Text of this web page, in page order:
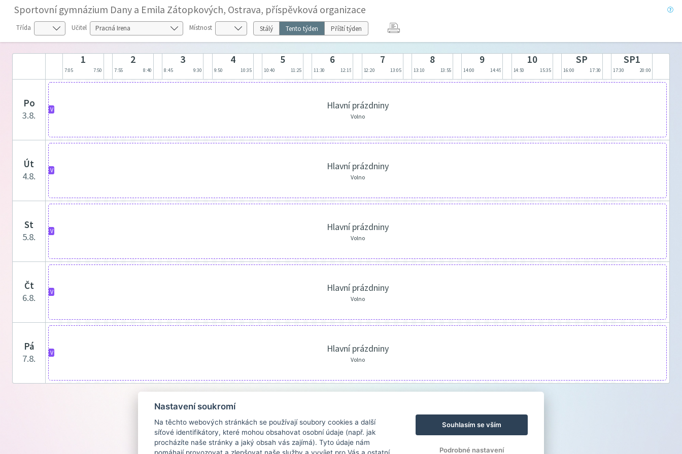
Sportovní gymnázium Dany a Emila Zátopkových, Ostrava, příspěvková organizace
Třída Učitel Místnost Stálý Tento týden Příští týden
1
7:05 7:50
2
7:55 8:40
3
8:45 9:30
4
9:50 10:35
5
10:40 11:25
6
11:30 12:15
7
12:20 13:05
8
13:10 13:55
9
14:00 14:45
10
14:50 15:35
SP
16:00 17:30
SP1
17:30 20:00
po
3.8.
V Hlavní prázdniny
Volno
út
4.8.
V Hlavní prázdniny
Volno
st
5.8.
V Hlavní prázdniny
Volno
čt
6.8.
V Hlavní prázdniny
Volno
pá
7.8.
V Hlavní prázdniny
Volno
Nastavení soukromí
Na těchto webových stránkách se používají soubory cookies a další
síťové identifikátory, které mohou obsahovat osobní údaje (např. jak
procházíte naše stránky a jaký obsah vás zajímá). Tyto údaje nám
Souhlasím se vším
Podrobné nastavení